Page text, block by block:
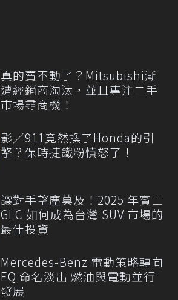
真的賣不動了？Mitsubishi漸
遭經銷商淘汰，並且專注二手
市場尋商機！
影／911竟然換了Honda的引
擎？保時捷鐵粉憤怒了！
讓對手望塵莫及！2025 年賓士
GLC 如何成為台灣 SUV 市場的
最佳投資
Mercedes-Benz 電動策略轉向
EQ 命名淡出 燃油與電動並行
發展